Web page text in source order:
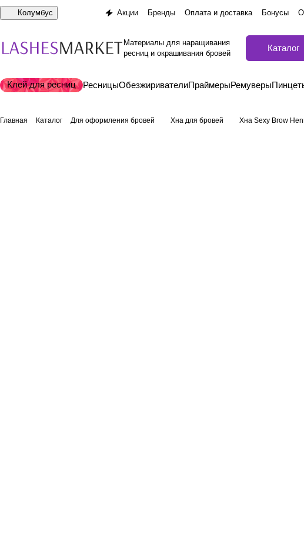
Колумбус Акции Бренды Оплата и доставка Бонусы
Материалы для наращивания
ресниц и окрашивания бровей
Каталог
Клей для ресниц РесницыОбезжиривателиПраймерыРемуверы
Главная Каталог Для оформления бровей Хна для бровей Хна Sexy Brow